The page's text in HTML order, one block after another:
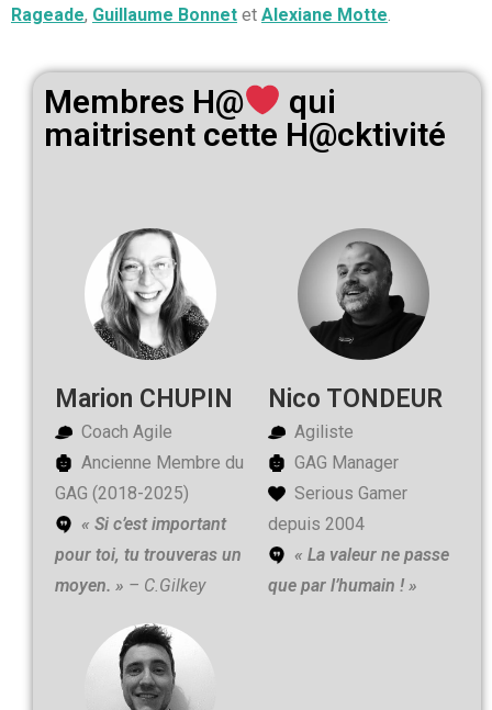
Rageade, Guillaume Bonnet et Alexiane Motte
Membres H@
qui
maitrisent cette H@cktivité
Marion CHUPIN
Coach Agile
Ancienne Membre du
GAG (2018-2025)
« Si c’est important
pour toi, tu trouveras un
moyen. » – C.Gilkey
Nico TONDEUR
Agiliste
GAG Manager
Serious Gamer
depuis 2004
« La valeur ne passe
que par l’humain ! »